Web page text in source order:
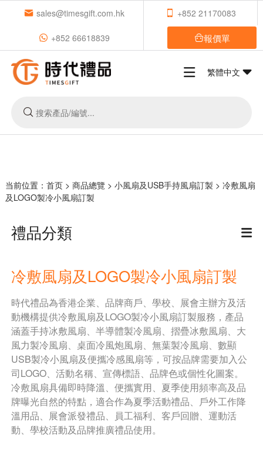
sales@timesgift.com.hk +852 21170083
+852 66618839 報價單
繁體中文
当前位置： 首页> 商品總覽 > 小風扇及USB手持風扇訂製 > 冷敷風扇
及LOGO製冷小風扇訂製
禮品分類
冷敷風扇及LOGO製冷小風扇訂製
時代禮品為香港企業、品牌商戶、學校、展會主辦方及活
動機構提供冷敷風扇及LOGO製冷小風扇訂製服務，產品
涵蓋手持冰敷風扇、半導體製冷風扇、摺疊冰敷風扇、大
風力製冷風扇、桌面冷風炮風扇、無葉製冷風扇、數顯
USB製冷小風扇及便攜冷感風扇等，可按品牌需要加入公
司LOGO、活動名稱、宣傳標語、品牌色或個性化圖案。
冷敷風扇具備即時降溫、便攜實用、夏季使用頻率高及品
牌曝光自然的特點，適合作為夏季活動禮品、戶外工作降
溫用品、展會派發禮品、員工福利、客戶回贈、運動活
動、學校活動及品牌推廣禮品使用。